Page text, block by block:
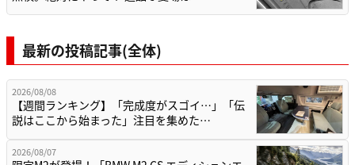
最新の投稿記事(全体)
2026/08/08
【週間ランキング】「完成度がスゴイ…」「伝
説はここから始まった」注目を集めた…
2026/08/07